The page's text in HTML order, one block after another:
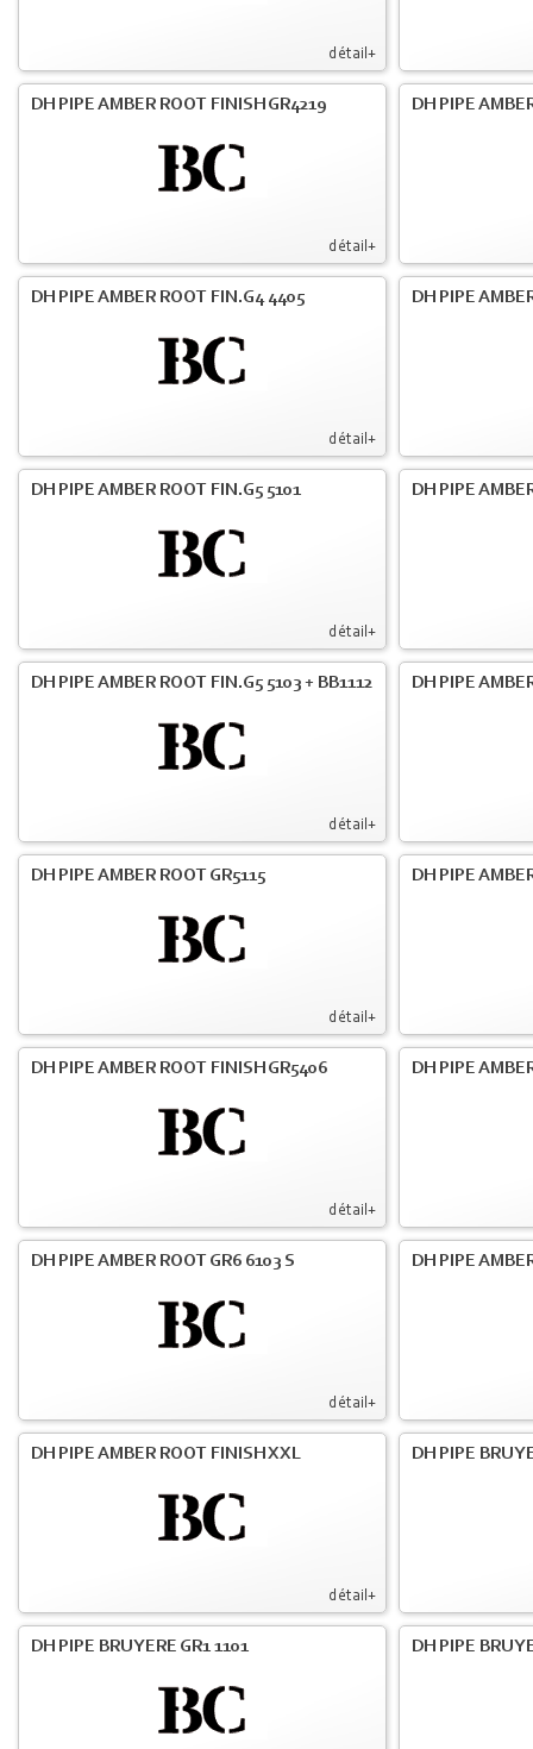
détail+
détail+
DH PIPE AMBER ROOT FINISH GR4219 DH PIPE
détail+
DH PIPE AMBER ROOT FIN.G4 4405 DH PIPE
détail+
DH PIPE AMBER ROOT FIN.G5 5101 DH PIPE
détail+
DH PIPE AMBER ROOT FIN.G5 5103 + BB1112 DH PIPE
détail+
DH PIPE AMBER ROOT GR5115 DH PIPE
détail+
DH PIPE AMBER ROOT FINISH GR5406 DH PIPE
détail+
DH PIPE AMBER ROOT GR6 6103 S DH PIPE
détail+
DH PIPE AMBER ROOT FINISH XXL DH PIPE
DH PIPE BRUYERE GR1 1101 DH PIPE